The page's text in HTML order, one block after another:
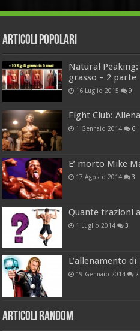
Articoli Popolari
Natural
grasso – 2 parte
16 Luglio 2015 9
Fight Club:
1 Gennaio 2014 6
E’ morto Mike
17 Agosto 2014 3
Quante trazioni
1 Luglio 2014 3
L’allenamento
19 Gennaio 2014 2
Articoli Random